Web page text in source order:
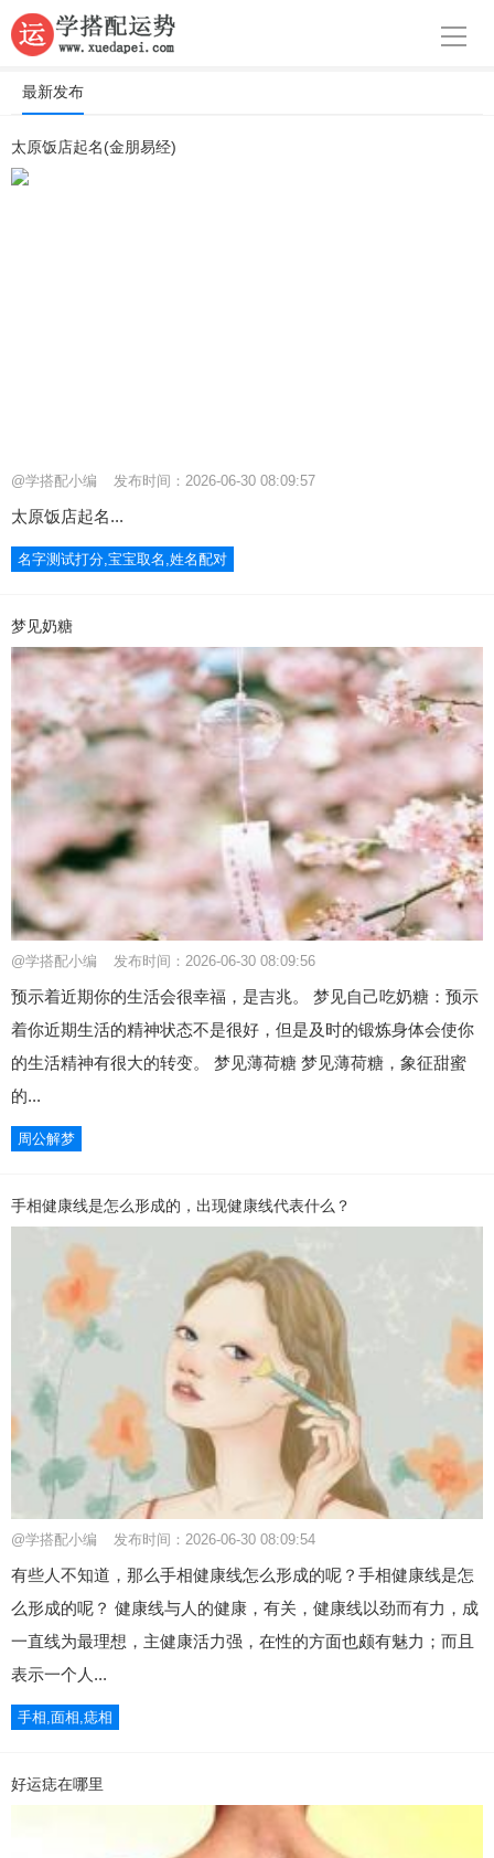
导航
首页
生肖
最新发布
太原饭店起名(金朋易经)
@学搭配小编 发布时间：2026-06-30 08:09:57
太原饭店起名...
名字测试打分,宝宝取名,姓名配对
梦见奶糖
@学搭配小编 发布时间：2026-06-30 08:09:56
预示着近期你的生活会很幸福，是吉兆。 梦见自己吃奶糖：预示
着你近期生活的精神状态不是很好，但是及时的锻炼身体会使你
的生活精神有很大的转变。 梦见薄荷糖 梦见薄荷糖，象征甜蜜
的...
周公解梦
手相健康线是怎么形成的，出现健康线代表什么？
@学搭配小编 发布时间：2026-06-30 08:09:54
有些人不知道，那么手相健康线怎么形成的呢？手相健康线是怎
么形成的呢？ 健康线与人的健康，有关，健康线以劲而有力，成
一直线为最理想，主健康活力强，在性的方面也颇有魅力；而且
表示一个人...
手相,面相,痣相
好运痣在哪里